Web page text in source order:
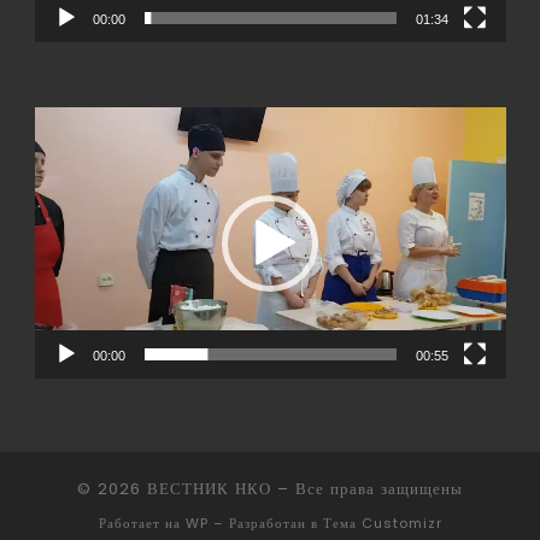
00:00 01:34
00:00 00:55
© 2026 ВЕСТНИК НКО – Все права защищены
Работает на WP – Разработан в Тема Customizr